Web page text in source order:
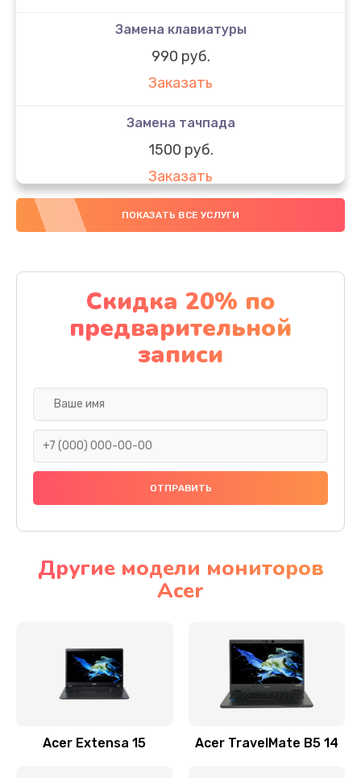
Замена клавиатуры
990 руб.
Заказать
Замена тачпада
1500 руб.
Заказать
Замена южного моста
Заказать
Чистка от пыли
1060 руб.
Заказать
Ремонт подсветки
Настройка BIOS
Замена видеочипа
Заказать
ПОКАЗАТЬ ВСЕ УСЛУГИ
Скидка 20% по
предварительной
записи
Другие модели мониторов
Acer
Acer Extensa 15 Acer TravelMate B5 14